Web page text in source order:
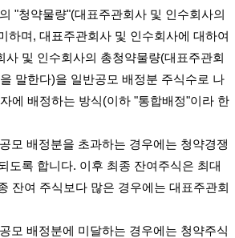
"청약물량"(대표주관회사 및 인수회사의
하며 , 대표주관회사 및 인수회사에 대하여
사 및 인수회사의 총청약물량(대표주관회
말한다)을 일반공모 배정분 주식수로 나
에 배정하는 방식(이하 "통합배정"이라 한
모 배정분을 초과하는 경우에는 청약경쟁
도록 합니다. 이후 최종 잔여주식은 최대
잔여 주식보다 많은 경우에는 대표주관회
모 배정분에 미달하는 경우에는 청약주식